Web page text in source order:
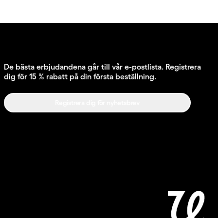
De bästa erbjudandena går till vår e-postlista. Registrera
dig för 15 % rabatt på din första beställning.